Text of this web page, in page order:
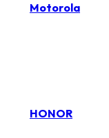
Motorola
HONOR